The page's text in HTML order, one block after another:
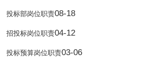
投标部岗位职责08-18
招投标岗位职责04-12
投标预算岗位职责03-06